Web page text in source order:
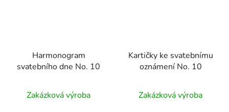
Harmonogram
svatebního dne No. 10
Zakázková výroba
Kartičky ke svatebnímu
oznámení No. 10
Zakázková výroba